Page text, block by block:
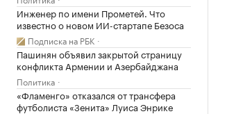
Инженер по имени Прометей. Что
известно о новом ИИ-стартапе Безоса
Подписка на РБК
Пашинян объявил закрытой страницу
конфликта Армении и Азербайджана
Политика
«Фламенго» отказался от трансфера
футболиста «Зенита» Луиса Энрике